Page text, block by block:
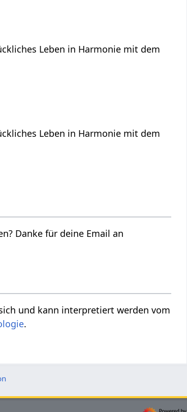
Leben in Harmonie mit dem
Leben in Harmonie mit dem
und kann interpretiert werden vom
.